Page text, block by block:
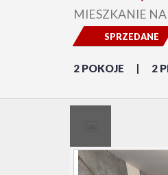
MIESZKANIE
2 POKOJE 2
SPRZEDANE